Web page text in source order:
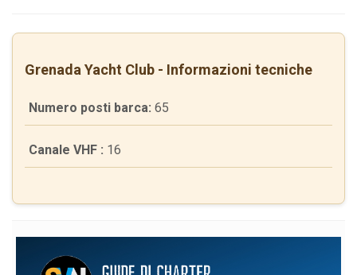
Grenada Yacht Club - Informazioni tecniche
Numero posti barca: 65
Canale VHF : 16